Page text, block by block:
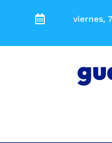
viernes,